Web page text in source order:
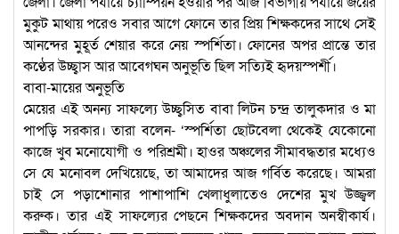
মুকুট মাথায় পরেও সবার আগে ফোনে তার প্রিয় শিক্ষকদের সাথে সেই
আনন্দের মুহূর্ত শেয়ার করে নেয় স্পর্শিতা। ফোনের অপর প্রান্তে তার
কণ্ঠের উচ্ছ্বাস আর আবেগঘন অনুভূতি ছিল সত্যিই হৃদয়স্পর্শী।
বাবা-মায়ের অনুভূতি
মেয়ের এই অনন্য সাফল্যে উচ্ছ্বসিত বাবা লিটন চন্দ্র তালুকদার ও মা
পাপড়ি সরকার। তারা বলেন- ‘স্পর্শিতা ছোটবেলা থেকেই যেকোনো
কাজে খুব মনোযোগী ও পরিশ্রমী। হাওর অঞ্চলের সীমাবদ্ধতার মধ্যেও
সে যে মনোবল দেখিয়েছে, তা আমাদের আজ গর্বিত করেছে। আমরা
চাই সে পড়াশোনার পাশাপাশি খেলাধুলাতেও দেশের মুখ উজ্জ্বল
করুক। তার এই সাফল্যের পেছনে শিক্ষকদের অবদান অনস্বীকার্য।